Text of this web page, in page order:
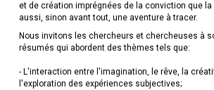
et de création imprégnées de la conviction que
aussi, sinon avant tout, une aventure à tracer.
Nous invitons les chercheurs et chercheuses à
résumés qui abordent des thèmes tels que:
- L'interaction entre l'imagination, le rêve, la
l'exploration des expériences subjectives;